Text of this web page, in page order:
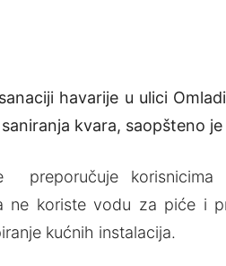
havarije u ulici
kvara, saopšteno
preporučuje
ne koriste vodu za piće i
kućnih instalacija.